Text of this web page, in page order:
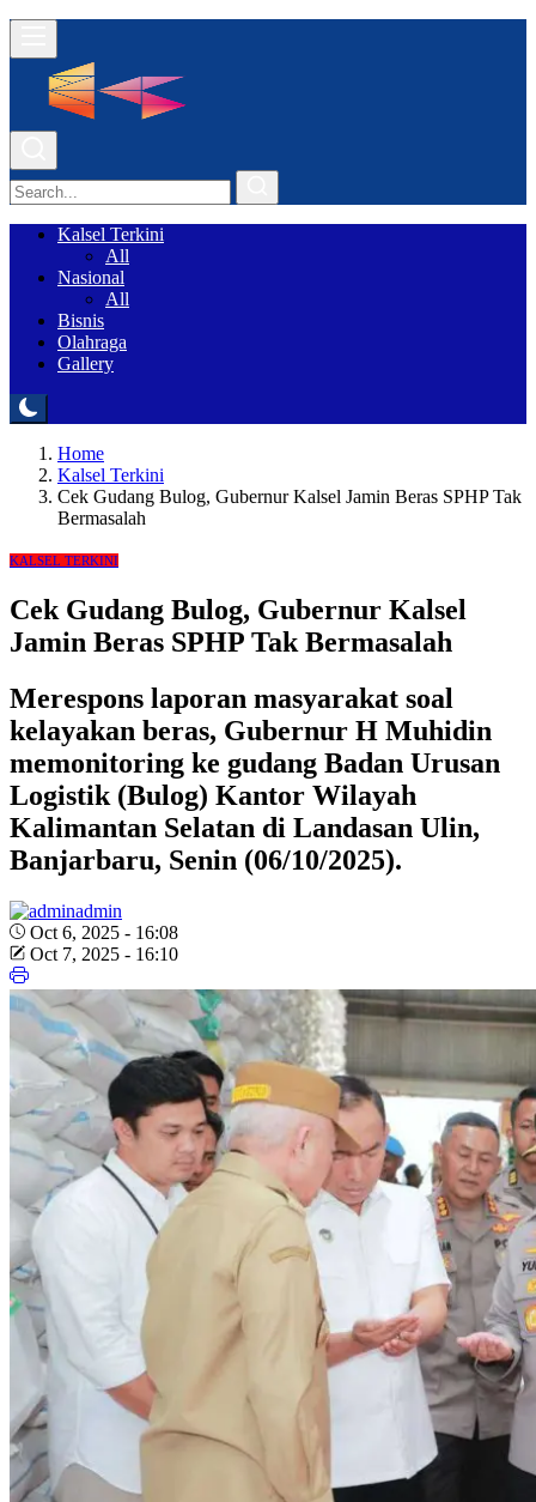
Kalsel Terkini
All
Nasional
All
Bisnis
Olahraga
Gallery
Home
Kalsel Terkini
Cek Gudang Bulog, Gubernur Kalsel Jamin Beras SPHP Tak
Bermasalah
KALSEL TERKINI
Cek Gudang Bulog, Gubernur Kalsel
Jamin Beras SPHP Tak Bermasalah
Merespons laporan masyarakat soal
kelayakan beras, Gubernur H Muhidin
memonitoring ke gudang Badan Urusan
Logistik (Bulog) Kantor Wilayah
Kalimantan Selatan di Landasan Ulin,
Banjarbaru, Senin (06/10/2025).
admin
Oct 6, 2025 - 16:08
Oct 7, 2025 - 16:10